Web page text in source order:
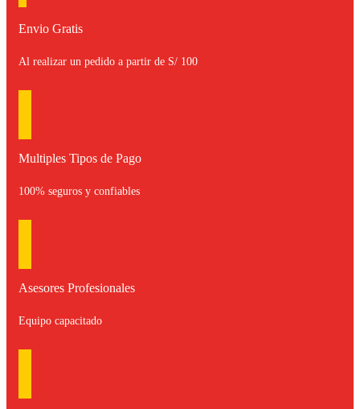
Envio Gratis
Al realizar un pedido a partir de S/ 100
Multiples Tipos de Pago
100% seguros y confiables
Asesores Profesionales
Equipo capacitado